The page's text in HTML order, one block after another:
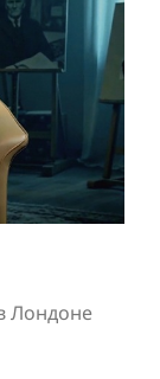
Лондоне